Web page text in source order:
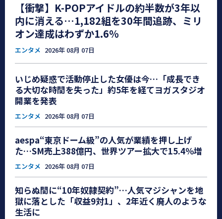
【衝撃】K-POPアイドルの約半数が3年以
内に消える…1,182組を30年間追跡、ミリ
オン達成はわずか1.6％
エンタメ 2026年 08月 07日
いじめ疑惑で活動停止した女優は今…「成長でき
る大切な時間を失った」約5年を経てヨガスタジオ
開業を発表
エンタメ 2026年 08月 07日
aespa“東京ドーム級”の人気が業績を押し上げ
た…SM売上388億円、世界ツアー拡大で15.4％増
エンタメ 2026年 08月 07日
知らぬ間に“10年奴隷契約”…人気マジシャンを地
獄に落とした「収益9対1」、2年近く廃人のような
生活に